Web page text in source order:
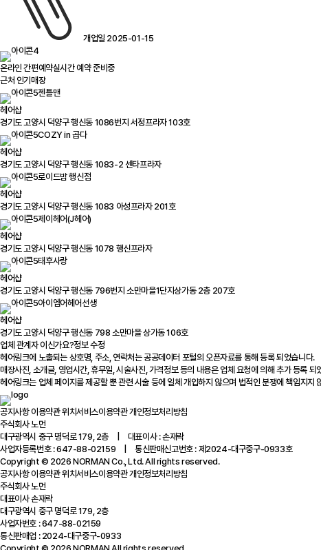
개업일 2025-01-15
온라인 간편예약실시간 예약 준비중
근처 인기매장
젠틀맨
헤어샵
경기도 고양시 덕양구 행신동 1086번지 서정프라자 103호
COZY in 곱다
헤어샵
경기도 고양시 덕양구 행신동 1083-2 센타프라자
로이드밤 행신점
헤어샵
경기도 고양시 덕양구 행신동 1083 아성프라자 201호
제이헤어(J헤어)
헤어샵
경기도 고양시 덕양구 행신동 1078 행신프라자
태후사랑
헤어샵
경기도 고양시 덕양구 행신동 796번지 소만마을1단지상가동 2층 207호
아이엠어헤어선생
헤어샵
경기도 고양시 덕양구 행신동 798 소만마을 상가동 106호
업체 관계자 이신가요?정보 수정
헤어링크에 노출되는 상호명, 주소, 연락처는 공공데이터 포털의 오픈자료를 통해 등록 되었습니다.
매장사진, 소개글, 영업시간, 휴무일, 시술사진, 가격정보 등의 내용은 업체 요청에 의해 추가 등록
헤어링크는 업체 페이지를 제공할 뿐 관련 시술 등에 일체 개입하지 않으며 법적인 분쟁에 책임지지
공지사항이용약관위치서비스이용약관개인정보처리방침
주식회사 노먼
대구광역시 중구 명덕로 179, 2층 | 대표이사 : 손재락
사업자등록번호 : 647-88-02159 | 통신판매신고번호 : 제2024-대구중구-0933호
Copyright © 2026 NORMAN Co., Ltd. All rights reserved.
공지사항이용약관위치서비스이용약관개인정보처리방침
주식회사 노먼
대표이사 손재락
대구광역시 중구 명덕로 179, 2층
사업자번호 : 647-88-02159
통신판매업 : 2024-대구중구-0933